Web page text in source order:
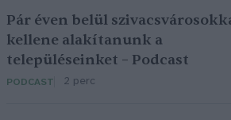
Pár éven belül
kellene alakítanunk a
településeinket – Podcast
PODCAST 2 perc